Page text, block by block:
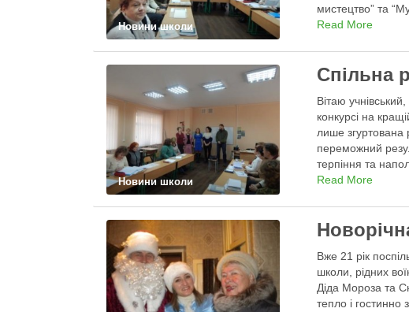
Новини школи
мистецтво” та
до обговорення
Read More
Новини школи
Спільна
Вітаю
конкурсі на
лише згуртована
переможний
терпіння та
Read More
Вже 21 рік
школи, рідних
Діда Мороза та
тепло і гостинно